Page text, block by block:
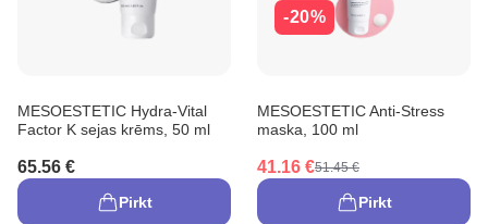
MESOESTETIC Hydra-Vital
Factor K sejas krēms, 50 ml
65.56 €
Pirkt
-20%
MESOESTETIC Anti-Stress
maska, 100 ml
41.16 €51.45 €
Pirkt